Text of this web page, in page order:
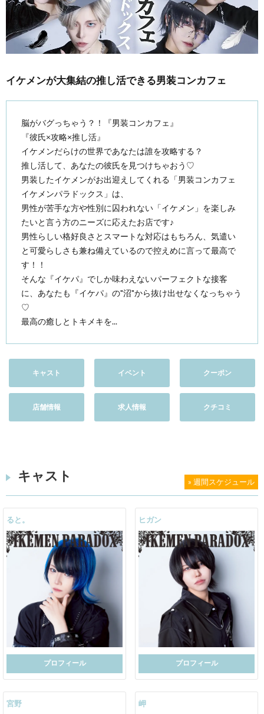
イケメンが大集結の推し活できる男装コンカフェ
脳がバグっちゃう？！『男装コンカフェ』
『彼氏×攻略×推し活』
イケメンだらけの世界であなたは誰を攻略する？
推し活して、あなたの彼氏を見つけちゃおう♡
男装したイケメンがお出迎えしてくれる「男装コンカフェ
イケメンパラドックス」は、
男性が苦手な方や性別に囚われない「イケメン」を楽しみ
たいと言う方のニーズに応えたお店です♪
男性らしい格好良さとスマートな対応はもちろん、気遣い
と可愛らしさも兼ね備えているので控えめに言って最高で
す！！
そんな『イケパ』でしか味わえないパーフェクトな接客
に、あなたも『イケパ』の"沼"から抜け出せなくなっちゃう
♡
最高の癒しとトキメキを...
キャスト イベント クーポン
店舗情報 求人情報 クチコミ
キャスト » 週間スケジュール
ると。
プロフィール
ヒガン
プロフィール
宮野 岬